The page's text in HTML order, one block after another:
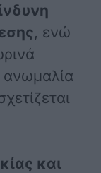
, ενώ
ανωμαλία
και